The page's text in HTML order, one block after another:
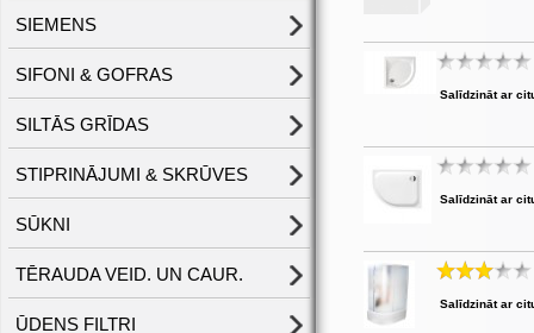
SIEMENS
SIFONI & GOFRAS
SILTĀS GRĪDAS
STIPRINĀJUMI & SKRŪVES
SŪKNI
TĒRAUDA VEID. UN CAUR.
ŪDENS FILTRI
Salīdzināt ar
Salīdzināt ar
Salīdzināt ar